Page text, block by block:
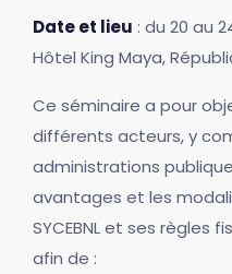
Date et lieu : du 20 au
Hôtel King Maya,
Ce séminaire a pour
différents acteurs, y
administrations
avantages et les
SYCEBNL et ses règles
afin de :